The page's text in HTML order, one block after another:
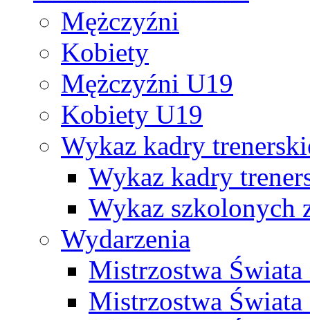
Mężczyźni
Kobiety
Mężczyźni U19
Kobiety U19
Wykaz kadry
Wykaz kadry
Wykaz szkolonych
Wydarzenia
Mistrzostwa
Mistrzostwa